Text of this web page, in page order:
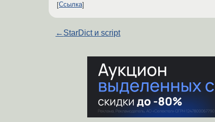
Ссылка
← StarDict и script